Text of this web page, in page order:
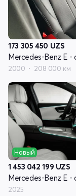
173 305 450 UZS
2000 208 000 км
Новый
1 453 042 199 UZS
2025